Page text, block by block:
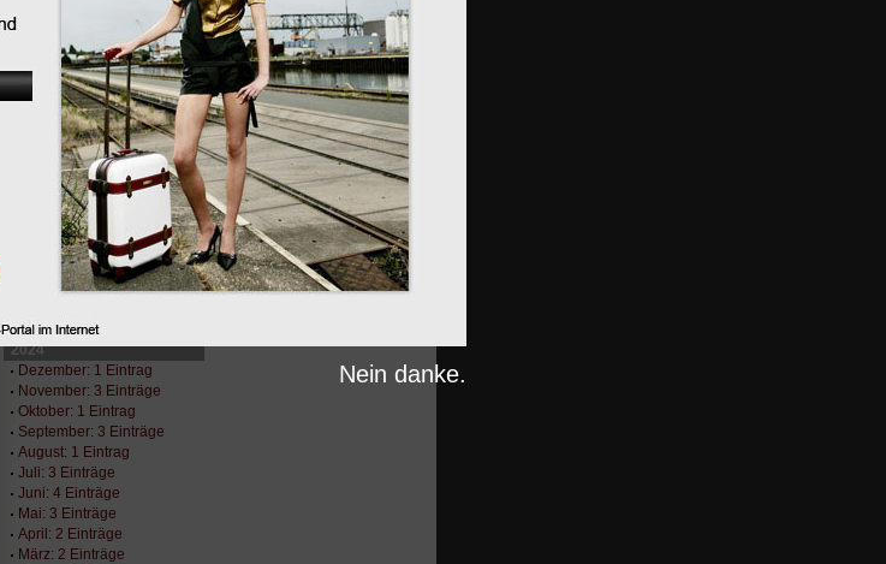
Juni: 2 Einträge
April: 4 Einträge
März: 4 Einträge
Januar: 3 Einträge
Dezember: 2 Einträge
November: 1 Eintrag
Oktober: 2 Einträge
September: 3 Einträge
August: 4 Einträge
Juni: 3 Einträge
Mai: 2 Einträge
April: 3 Einträge
Januar: 2 Einträge
2024
Dezember: 1 Eintrag
November: 3 Einträge
Oktober: 1 Eintrag
September: 3 Einträge
August: 1 Eintrag
Juli: 3 Einträge
Juni: 4 Einträge
Mai: 3 Einträge
April: 2 Einträge
März: 2 Einträge
Nein danke.